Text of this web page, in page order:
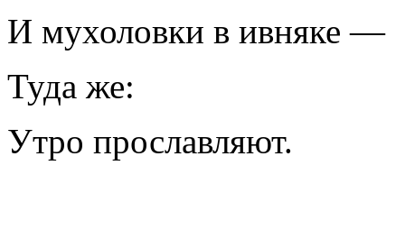
И мухоловки в ивняке —
Туда же:
Утро прославляют.